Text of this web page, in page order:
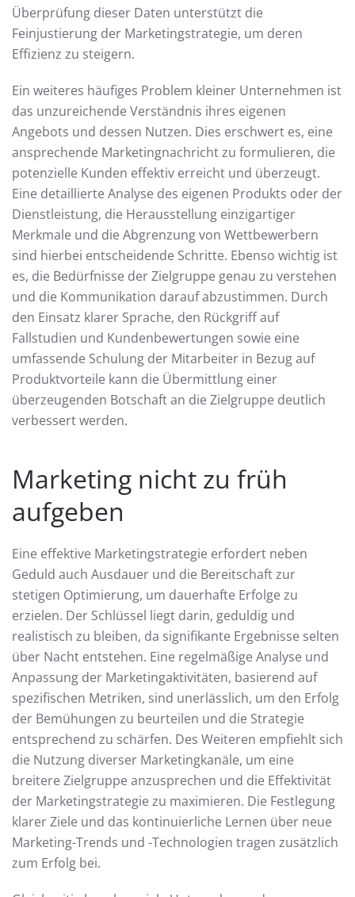
Überprüfung dieser Daten unterstützt die
Feinjustierung der Marketingstrategie, um deren
Effizienz zu steigern.
Ein weiteres häufiges Problem kleiner Unternehmen ist
das unzureichende Verständnis ihres eigenen
Angebots und dessen Nutzen. Dies erschwert es, eine
ansprechende Marketingnachricht zu formulieren, die
potenzielle Kunden effektiv erreicht und überzeugt.
Eine detaillierte Analyse des eigenen Produkts oder der
Dienstleistung, die Herausstellung einzigartiger
Merkmale und die Abgrenzung von Wettbewerbern
sind hierbei entscheidende Schritte. Ebenso wichtig ist
es, die Bedürfnisse der Zielgruppe genau zu verstehen
und die Kommunikation darauf abzustimmen. Durch
den Einsatz klarer Sprache, den Rückgriff auf
Fallstudien und Kundenbewertungen sowie eine
umfassende Schulung der Mitarbeiter in Bezug auf
Produktvorteile kann die Übermittlung einer
überzeugenden Botschaft an die Zielgruppe deutlich
verbessert werden.
Marketing nicht zu früh
aufgeben
Eine effektive Marketingstrategie erfordert neben
Geduld auch Ausdauer und die Bereitschaft zur
stetigen Optimierung, um dauerhafte Erfolge zu
erzielen. Der Schlüssel liegt darin, geduldig und
realistisch zu bleiben, da signifikante Ergebnisse selten
über Nacht entstehen. Eine regelmäßige Analyse und
Anpassung der Marketingaktivitäten, basierend auf
spezifischen Metriken, sind unerlässlich, um den Erfolg
der Bemühungen zu beurteilen und die Strategie
entsprechend zu schärfen. Des Weiteren empfiehlt sich
die Nutzung diverser Marketingkanäle, um eine
breitere Zielgruppe anzusprechen und die Effektivität
der Marketingstrategie zu maximieren. Die Festlegung
klarer Ziele und das kontinuierliche Lernen über neue
Marketing-Trends und -Technologien tragen zusätzlich
zum Erfolg bei.